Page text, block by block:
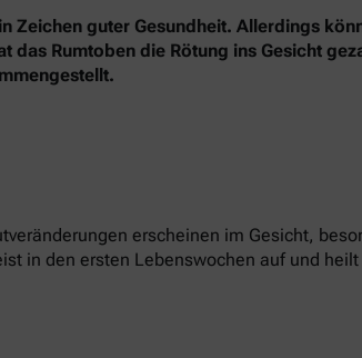
Zeichen guter Gesundheit. Allerdings
Rumtoben die Rötung ins Gesicht
erscheinen im Gesicht,
in den ersten Lebenswochen auf und